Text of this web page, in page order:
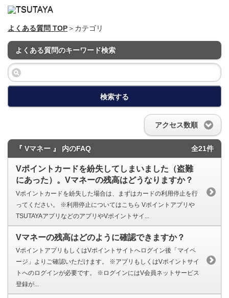
よくある質問 TOP＞カテゴリ
よくある質問のキーワード検索
検索する
アクセス数順
『 Vマネー 』 内のFAQ 全21件
Vポイントカードを紛失してしまいました（盗難
にあった）。Vマネーの残高はどうなりますか？
Vポイントカードを紛失した場合は、まずはカードの利用停止を行
ってください。 ※利用停止についてはこちら Vポイントアプリや
TSUTAYAアプリなどのアプリやVポイントサイ...
Vマネーの残高はどのように確認できますか？
VポイントアプリもしくはVポイントサイトへログイン後「マイペ
ージ」よりご確認いただけます。 ※アプリもしくはVポイントサイ
トへのログインが必要です。 ※ログインにはV会員ネットサービス
登録が...